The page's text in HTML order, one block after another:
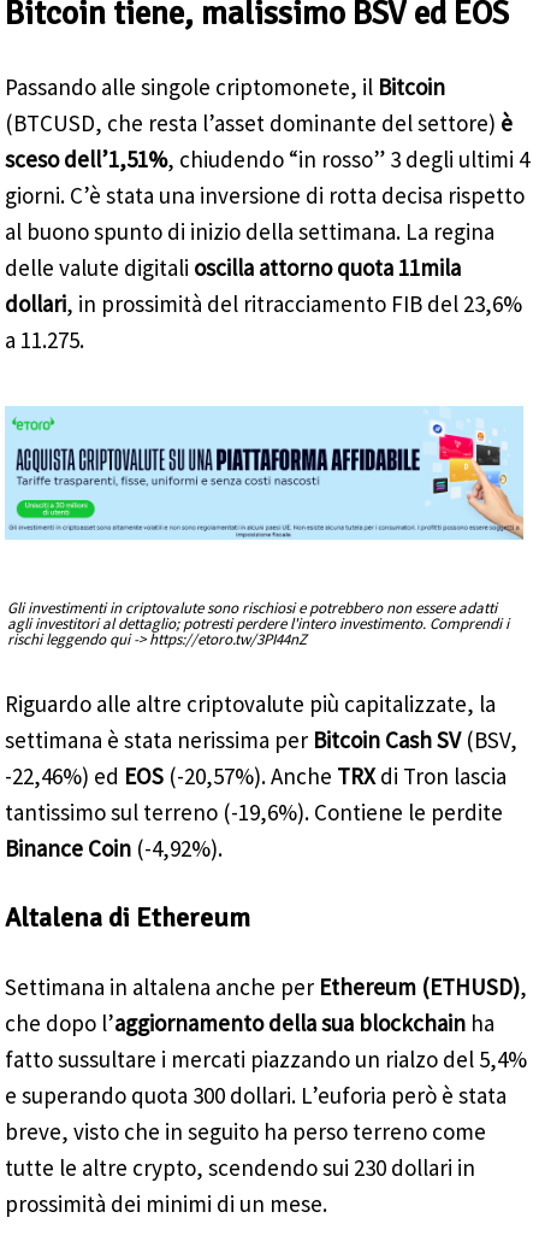
Bitcoin tiene, malissimo BSV ed EOS
Passando alle singole criptomonete, il Bitcoin
(BTCUSD, che resta l’asset dominante del settore) è
sceso dell’1,51%, chiudendo “in rosso” 3 degli ultimi 4
giorni. C’è stata una inversione di rotta decisa rispetto
al buono spunto di inizio della settimana. La regina
delle valute digitali oscilla attorno quota 11mila
dollari, in prossimità del ritracciamento FIB del 23,6%
a 11.275.
Gli investimenti in criptovalute sono rischiosi e potrebbero non essere adatti
agli investitori al dettaglio; potresti perdere l'intero investimento. Comprendi i
rischi leggendo qui -> https://etoro.tw/3PI44nZ
Riguardo alle altre criptovalute più capitalizzate, la
settimana è stata nerissima per Bitcoin Cash SV(BSV,
-22,46%) ed EOS (-20,57%). Anche TRX di Tron lascia
tantissimo sul terreno (-19,6%). Contiene le perdite
Binance Coin (-4,92%).
Altalena di Ethereum
Settimana in altalena anche per Ethereum (ETHUSD),
che dopo l’aggiornamento della sua blockchain ha
fatto sussultare i mercati piazzando un rialzo del 5,4%
e superando quota 300 dollari. L’euforia però è stata
breve, visto che in seguito ha perso terreno come
tutte le altre crypto, scendendo sui 230 dollari in
prossimità dei minimi di un mese.